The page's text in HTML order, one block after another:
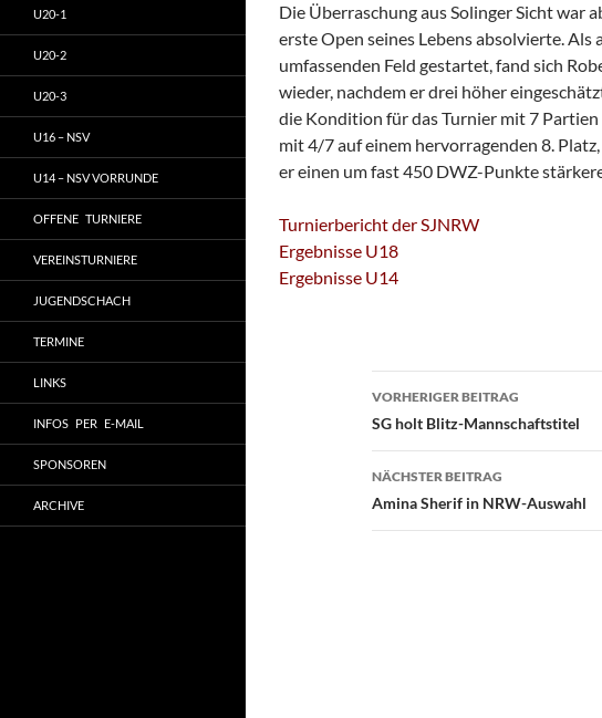
Die Überraschung aus Solinger Sicht war
erste Open seines Lebens absolvierte.
umfassenden Feld gestartet, fand sich
wieder, nachdem er drei höher
die Kondition für das Turnier mit 7 Partien
mit 4/7 auf einem hervorragenden 8.
er einen um fast 450 DWZ-Punkte
Turnierbericht der SJNRW
Ergebnisse U18
Ergebnisse U14
Beitragsnavigation
VORHERIGER BEITRAG
SG holt Blitz-Mannschaftstitel
NÄCHSTER BEITRAG
Amina Sherif in NRW-Auswahl
U20-1
U20-2
U20-3
U16 – NSV
U14 – NSV VORRUNDE
OFFENE TURNIERE
VEREINSTURNIERE
JUGENDSCHACH
TERMINE
LINKS
INFOS PER E-MAIL
SPONSOREN
ARCHIVE